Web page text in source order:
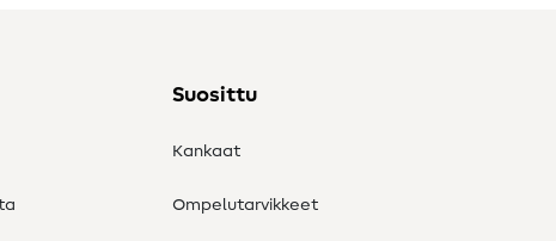
Suosittu
Kankaat
Ompelutarvikkeet